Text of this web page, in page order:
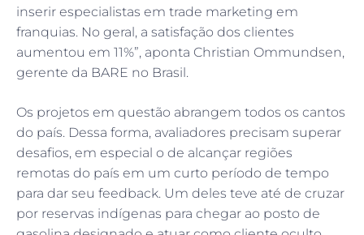
inserir especialistas em trade marketing em
franquias. No geral, a satisfação dos clientes
aumentou em 11%”, aponta Christian Ommundsen,
gerente da BARE no Brasil.
Os projetos em questão abrangem todos os cantos
do país. Dessa forma, avaliadores precisam superar
desafios, em especial o de alcançar regiões
remotas do país em um curto período de tempo
para dar seu feedback. Um deles teve até de cruzar
por reservas indígenas para chegar ao posto de